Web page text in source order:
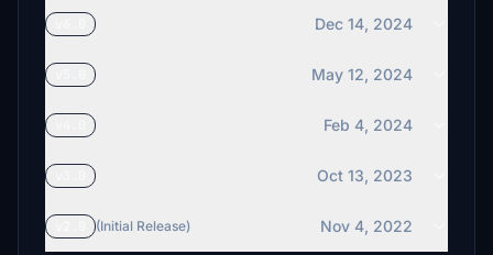
Dec 14, 2024
May 12, 2024
Feb 4, 2024
Oct 13, 2023
(Initial Release) Nov 4, 2022